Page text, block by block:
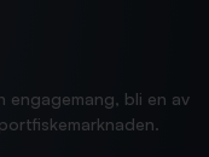
engagemang, bli en av